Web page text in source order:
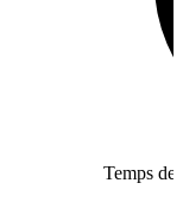
Temps de